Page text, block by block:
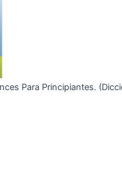
Para Principiantes.